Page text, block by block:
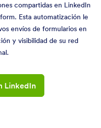
compartidas en LinkedIn
Esta automatización le
envíos de formularios en
y visibilidad de su red
LinkedIn